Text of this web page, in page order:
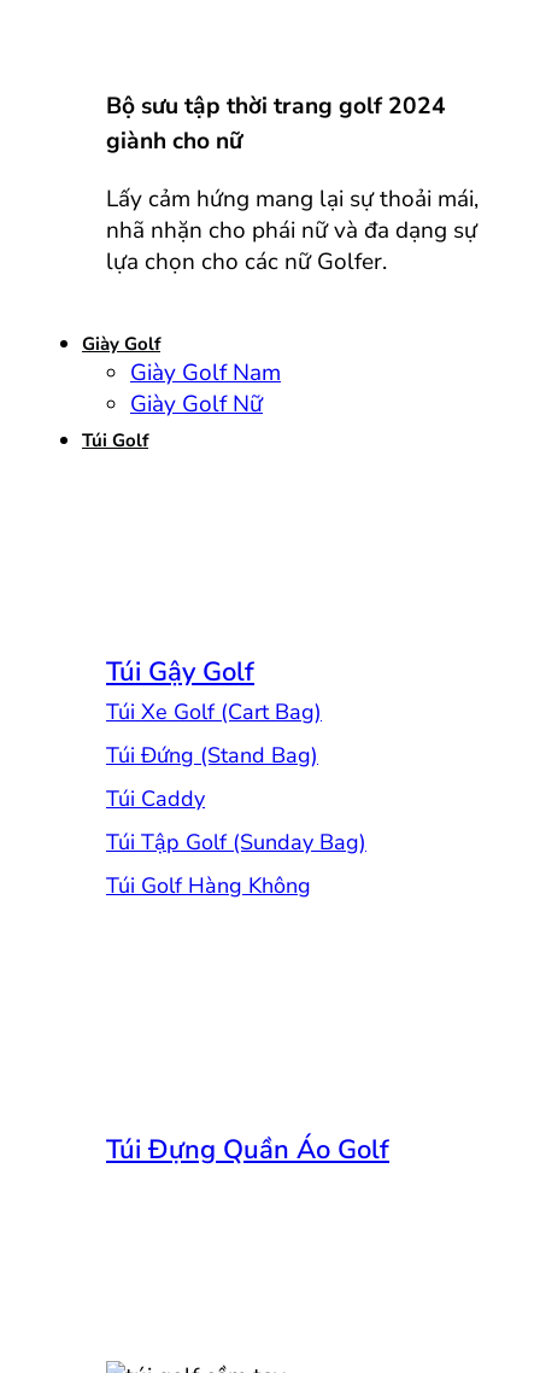
Bộ sưu tập thời trang golf 2024
giành cho nữ
Lấy cảm hứng mang lại sự thoải mái,
nhã nhặn cho phái nữ và đa dạng sự
lựa chọn cho các nữ Golfer.
Giày Golf
Giày Golf Nam
Giày Golf Nữ
Túi Golf
Túi Gậy Golf
Túi Xe Golf (Cart Bag)
Túi Đứng (Stand Bag)
Túi Caddy
Túi Tập Golf (Sunday Bag)
Túi Golf Hàng Không
Túi Đựng Quần Áo Golf